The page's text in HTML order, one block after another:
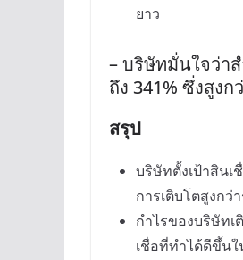
ยาว
– บริษัทมั่นใจว่า
ถึง 341% ซึ่งสูง
สรุป
บริษัทตั้งเป้าสินเ
การเติบโตสูงกว่
กำไรของบริษัท
เชื่อที่ทำได้ดีขึ้นใ